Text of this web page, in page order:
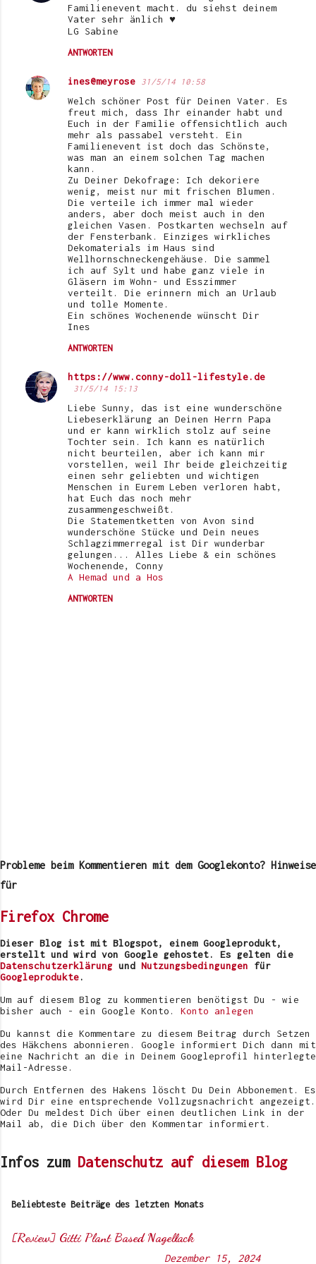
Familienevent macht. du siehst deinem
Vater sehr änlich ♥
LG Sabine
ANTWORTEN
ines@meyrose 31/5/14 10:58
Welch schöner Post für Deinen Vater. Es
freut mich, dass Ihr einander habt und
Euch in der Familie offensichtlich auch
mehr als passabel versteht. Ein
Familienevent ist doch das Schönste,
was man an einem solchen Tag machen
kann.
Zu Deiner Dekofrage: Ich dekoriere
wenig, meist nur mit frischen Blumen.
Die verteile ich immer mal wieder
anders, aber doch meist auch in den
gleichen Vasen. Postkarten wechseln auf
der Fensterbank. Einziges wirkliches
Dekomaterials im Haus sind
Wellhornschneckengehäuse. Die sammel
ich auf Sylt und habe ganz viele in
Gläsern im Wohn- und Esszimmer
verteilt. Die erinnern mich an Urlaub
und tolle Momente.
Ein schönes Wochenende wünscht Dir
Ines
ANTWORTEN
https://www.conny-doll-lifestyle.de
31/5/14 15:13
Liebe Sunny, das ist eine wunderschöne
Liebeserklärung an Deinen Herrn Papa
und er kann wirklich stolz auf seine
Tochter sein. Ich kann es natürlich
nicht beurteilen, aber ich kann mir
vorstellen, weil Ihr beide gleichzeitig
einen sehr geliebten und wichtigen
Menschen in Eurem Leben verloren habt,
hat Euch das noch mehr
zusammengeschweißt.
Die Statementketten von Avon sind
wunderschöne Stücke und Dein neues
Schlagzimmerregal ist Dir wunderbar
gelungen... Alles Liebe & ein schönes
Wochenende, Conny
A Hemad und a Hos
ANTWORTEN
m
m
a
v
e
r
ö
f
e
t
l
i
c
e
n
Probleme beim Kommentieren mit dem Googlekonto? Hinweise
für
Firefox Chrome
Dieser Blog ist mit Blogspot, einem Googleprodukt,
erstellt und wird von Google gehostet. Es gelten die
Datenschutzerklärung und Nutzungsbedingungen für
Googleprodukte.
Um auf diesem Blog zu kommentieren benötigst Du - wie
bisher auch - ein Google Konto. Konto anlegen
Du kannst die Kommentare zu diesem Beitrag durch Setzen
des Häkchens abonnieren. Google informiert Dich dann mit
eine Nachricht an die in Deinem Googleprofil hinterlegte
Mail-Adresse.
Durch Entfernen des Hakens löscht Du Dein Abbonement. Es
wird Dir eine entsprechende Vollzugsnachricht angezeigt.
Oder Du meldest Dich über einen deutlichen Link in der
Mail ab, die Dich über den Kommentar informiert.
Infos zum Datenschutz auf diesem Blog
Beliebteste Beiträge des letzten Monats
[Review] Gitti Plant Based Nagellack
Dezember 15, 2024